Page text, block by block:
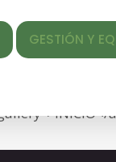
Y EQUIPO
LA
3.0
uploads/